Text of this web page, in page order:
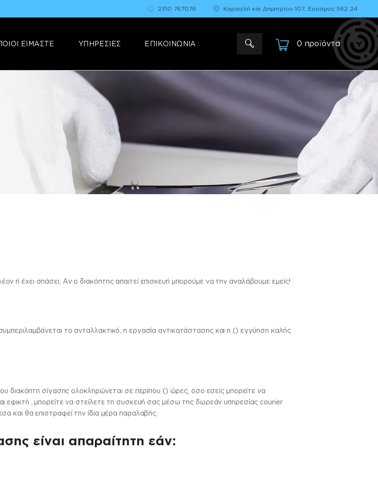
2310 767076 Καραολή και Δημητρίου 107, Εύοσμος 562 24
ΕΙΜΑΣΤΕ ΥΠΗΡΕΣΙΕΣ ΕΠΙΚΟΙΝΩΝΙΑ 0 προϊόντα-
Ηλεκτρονικών Συσκευών &Αξεσουάρ
ή έχει σπάσει; Αν ο διακόπτης απαιτεί επισκευή μπορούμε να την αναλάβουμε εμείς!
το ανταλλακτικό, η εργασία αντικατάστασης και η () εγγύηση καλής
διακόπτη σίγασης ολοκληρώνεται σε περίπου () ώρες, όσο εσείς μπορείτε να
εφικτή , μπορείτε να στείλετε τη συσκευή σας μέσω της δωρεάν υπηρεσίας courier
και θα επιστραφεί την ίδια μέρα παραλαβής.
είναι απαραίτητη εάν: